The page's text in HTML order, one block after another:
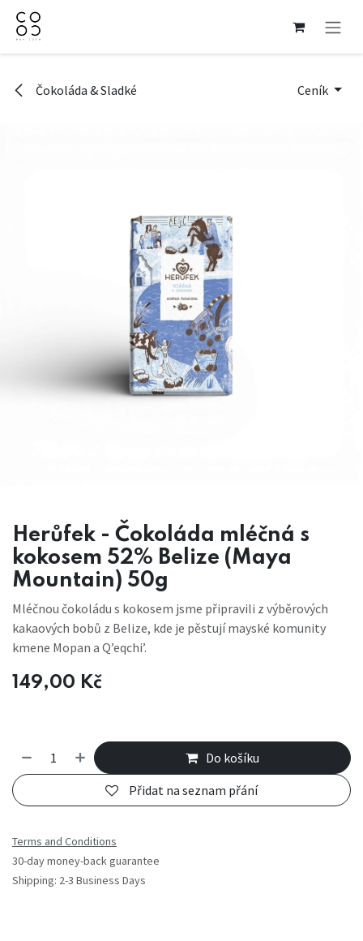
Přejít na obsah
Čokoláda & Sladké Ceník
Herůfek - Čokoláda mléčná s
kokosem 52% Belize (Maya
Mountain) 50g
Mléčnou čokoládu s kokosem jsme připravili z výběrových
kakaových bobů z Belize, kde je pěstují mayské komunity
kmene Mopan a Q’eqchi’.
149,00 Kč
Do košíku
Přidat na seznam přání
Terms and Conditions
30-day money-back guarantee
Shipping: 2-3 Business Days